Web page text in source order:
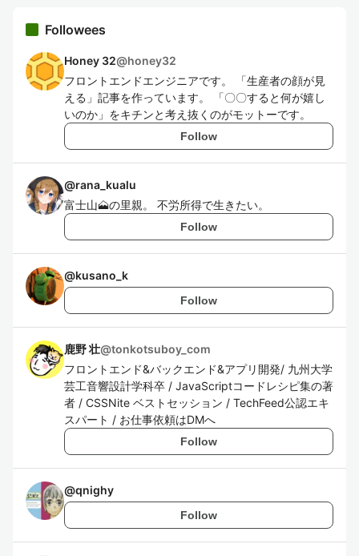
Followees
Honey 32@honey32
フロントエンドエンジニアです。 「生産者の顔が見
える」記事を作っています。 「〇〇すると何が嬉し
いのか」をキチンと考え抜くのがモットーです。
Follow
@rana_kualu
富士山🗻の里親。 不労所得で生きたい。
Follow
@kusano_k
Follow
鹿野 壮@tonkotsuboy_com
フロントエンド&バックエンド&アプリ開発/ 九州大学
芸工音響設計学科卒 / JavaScriptコードレシピ集の著
者 / CSSNite ベストセッション / TechFeed公認エキ
スパート / お仕事依頼はDMへ
Follow
@qnighy
Follow